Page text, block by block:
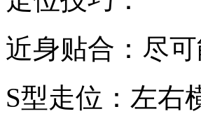
近身贴合：尽
S型走位：左右